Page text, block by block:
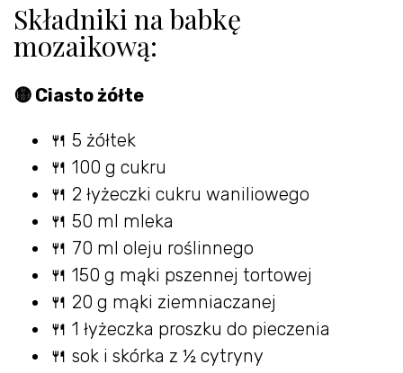
Składniki na babkę
mozaikową:
🟡 Ciasto żółte
🍴 5 żółtek
🍴 100 g cukru
🍴 2 łyżeczki cukru waniliowego
🍴 50 ml mleka
🍴 70 ml oleju roślinnego
🍴 150 g mąki pszennej tortowej
🍴 20 g mąki ziemniaczanej
🍴 1 łyżeczka proszku do pieczenia
🍴 sok i skórka z ½ cytryny